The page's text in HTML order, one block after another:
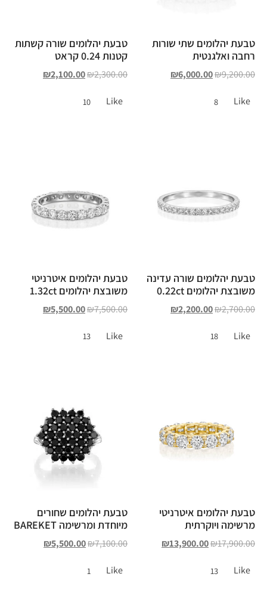
טבעת יהלומים שתי שורות
רחבה ואלגנטית
₪9,200.00
₪6,000.00
Like
8
טבעת יהלומים שורה קשתות
קטנות 0.24 קראט
₪2,300.00
₪2,100.00
Like
10
טבעת יהלומים שורה עדינה
משובצת יהלומים 0.22ct
₪2,700.00
₪2,200.00
Like
18
טבעת יהלומים איטרניטי
משובצת יהלומים 1.32ct
₪7,500.00
₪5,500.00
Like
13
טבעת יהלומים איטרניטי
מרשימה ויוקרתית
₪17,900.00
₪13,900.00
Like
13
טבעת יהלומים שחורים
מיוחדת ומרשימה BAREKET
₪7,100.00
₪5,500.00
Like
1